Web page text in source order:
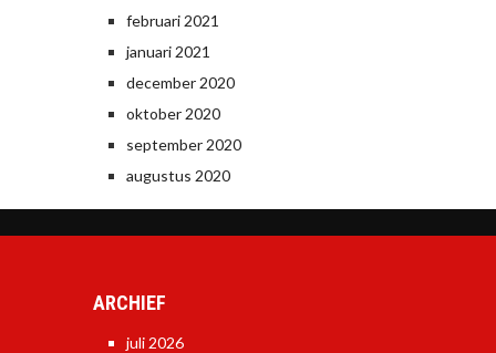
februari 2021
januari 2021
december 2020
oktober 2020
september 2020
augustus 2020
ARCHIEF
juli 2026